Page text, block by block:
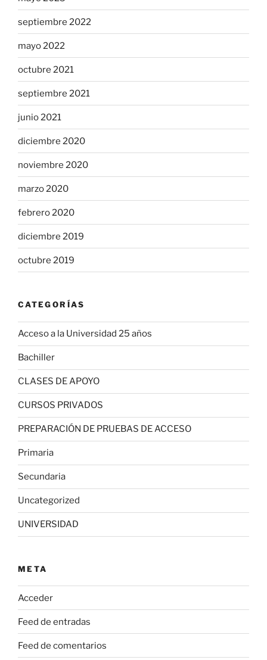
septiembre 2022
mayo 2022
octubre 2021
septiembre 2021
junio 2021
diciembre 2020
noviembre 2020
marzo 2020
febrero 2020
diciembre 2019
octubre 2019
CATEGORÍAS
Acceso a la Universidad 25 años
Bachiller
CLASES DE APOYO
CURSOS PRIVADOS
PREPARACIÓN DE PRUEBAS DE ACCESO
Primaria
Secundaria
Uncategorized
UNIVERSIDAD
META
Acceder
Feed de entradas
Feed de comentarios